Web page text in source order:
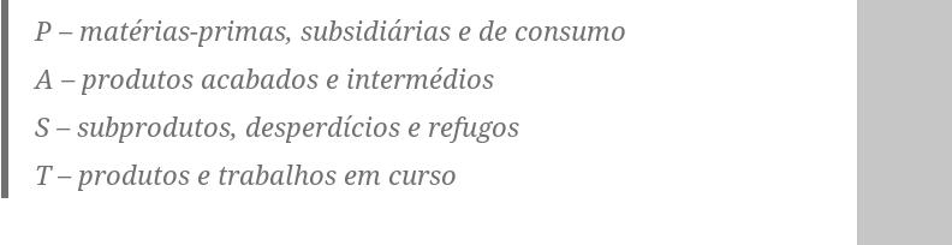
P– matérias-primas, subsidiárias e de consumo
A – produtos acabados e intermédios
S– subprodutos, desperdícios e refugos
T– produtos e trabalhos em curso